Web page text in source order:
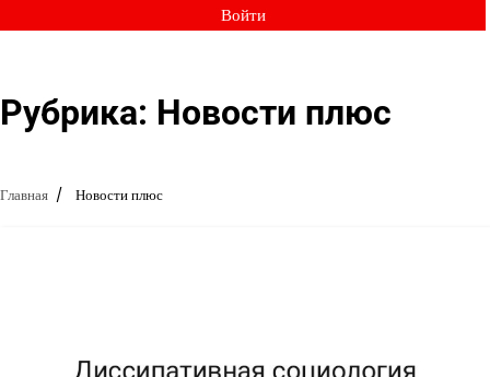
Войти
Рубрика: Новости плюс
Главная Новости плюс